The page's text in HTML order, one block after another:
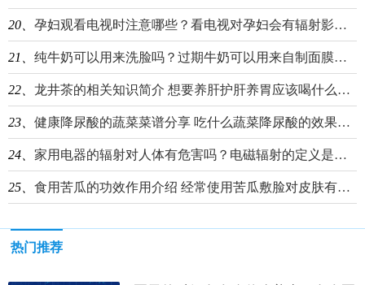
20、 孕妇观看电视时注意哪些？看电视对孕妇会有辐射影响吗？
21、 纯牛奶可以用来洗脸吗？过期牛奶可以用来自制面膜吗？
22、 龙井茶的相关知识简介 想要养肝护肝养胃应该喝什么茶？
23、 健康降尿酸的蔬菜菜谱分享 吃什么蔬菜降尿酸的效果最好？
24、 家用电器的辐射对人体有危害吗？电磁辐射的定义是什么？
25、 食用苦瓜的功效作用介绍 经常使用苦瓜敷脸对皮肤有什么好处？
热门推荐